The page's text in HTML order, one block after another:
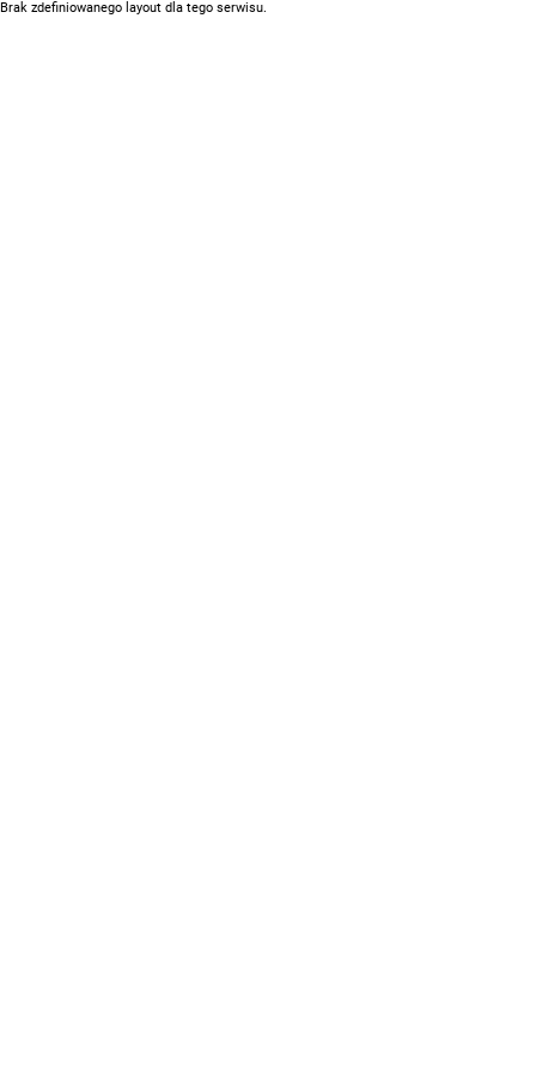
Brak zdefiniowanego layout dla tego serwisu.